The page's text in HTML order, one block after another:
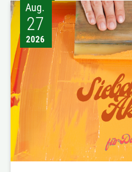
Aug.
27
2026